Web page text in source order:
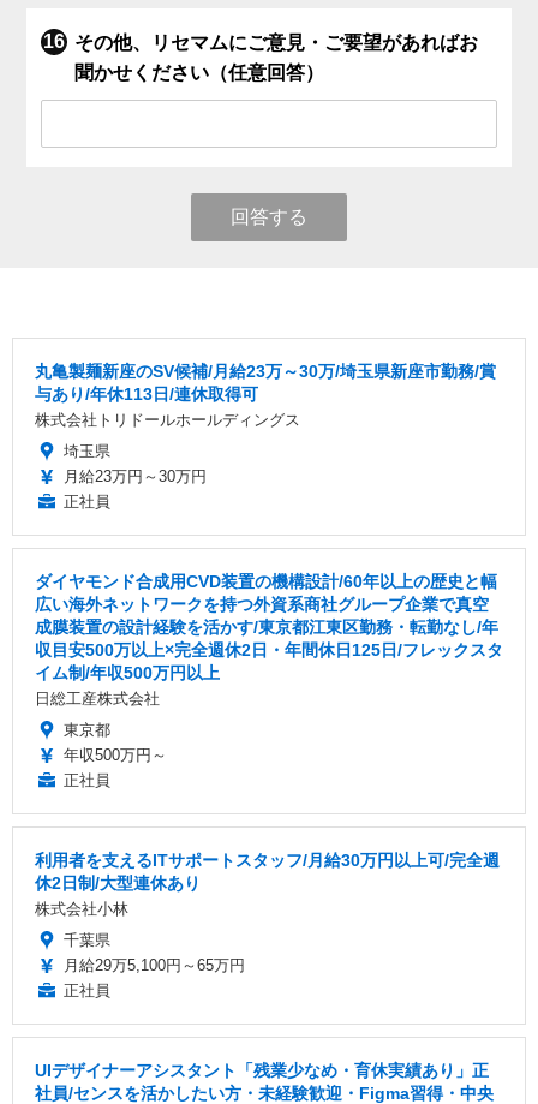
その他、リセマムにご意見・ご要望があればお
聞かせください（任意回答）
回答する
丸亀製麺新座のSV候補/月給23万～30万/埼玉県新座市勤務/賞
与あり/年休113日/連休取得可
株式会社トリドールホールディングス
埼玉県
月給23万円～30万円
正社員
ダイヤモンド合成用CVD装置の機構設計/60年以上の歴史と幅
広い海外ネットワークを持つ外資系商社グループ企業で真空
成膜装置の設計経験を活かす/東京都江東区勤務・転勤なし/年
収目安500万以上×完全週休2日・年間休日125日/フレックスタ
イム制/年収500万円以上
日総工産株式会社
東京都
年収500万円～
正社員
利用者を支えるITサポートスタッフ/月給30万円以上可/完全週
休2日制/大型連休あり
株式会社小林
千葉県
月給29万5,100円～65万円
正社員
UIデザイナーアシスタント「残業少なめ・育休実績あり」正
社員/センスを活かしたい方・未経験歓迎・Figma習得・中央